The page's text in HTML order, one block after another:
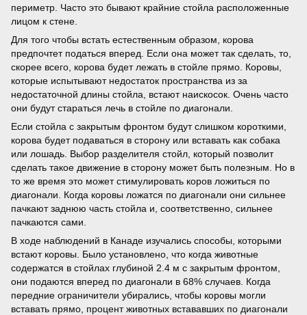
периметр. Часто это бывают крайние стойла расположенные
лицом к стене.
Для того чтобы встать естественным образом, корова
предпочтет податься вперед. Если она может так сделать, то,
скорее всего, корова будет лежать в стойле прямо. Коровы,
которые испытывают недостаток пространства из за
недостаточной длины стойла, встают наискосок. Очень часто
они будут стараться лечь в стойле по диагонали.
Если стойла с закрытым фронтом будут слишком короткими,
корова будет подаваться в сторону или вставать как собака
или лошадь. Выбор разделителя стойл, который позволит
сделать такое движение в сторону может быть полезным. Но в
то же время это может стимулировать коров ложиться по
диагонали. Когда коровы ложатся по диагонали они сильнее
пачкают заднюю часть стойла и, соответственно, сильнее
пачкаются сами.
В ходе наблюдений в Канаде изучались способы, которыми
встают коровы. Было установлено, что когда животные
содержатся в стойлах глубиной 2.4 м с закрытым фронтом,
они подаются вперед по диагонали в 68% случаев. Когда
передние ограничители убирались, чтобы коровы могли
вставать прямо, процент животных встававших по диагонали